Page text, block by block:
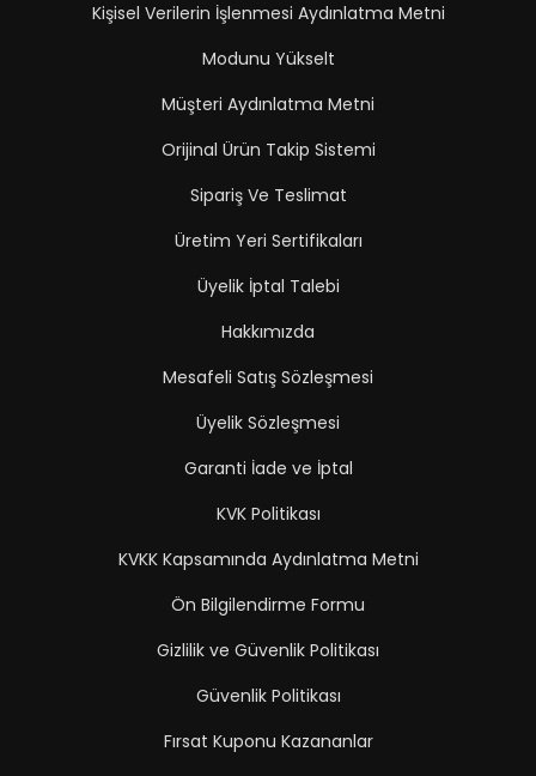
Kişisel Verilerin İşlenmesi Aydınlatma Metni
Modunu Yükselt
Müşteri Aydınlatma Metni
Orijinal Ürün Takip Sistemi
Sipariş Ve Teslimat
Üretim Yeri Sertifikaları
Üyelik İptal Talebi
Hakkımızda
Mesafeli Satış Sözleşmesi
Üyelik Sözleşmesi
Garanti İade ve İptal
KVK Politikası
KVKK Kapsamında Aydınlatma Metni
Ön Bilgilendirme Formu
Gizlilik ve Güvenlik Politikası
Güvenlik Politikası
Fırsat Kuponu Kazananlar